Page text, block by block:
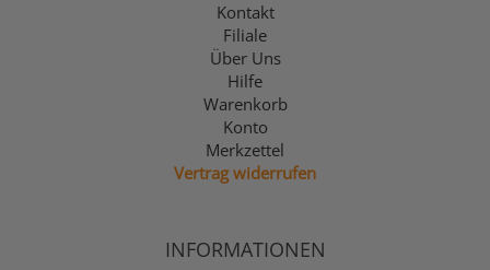
Kontakt
Filiale
Über Uns
Hilfe
Warenkorb
Konto
Merkzettel
Vertrag widerrufen
INFORMATIONEN